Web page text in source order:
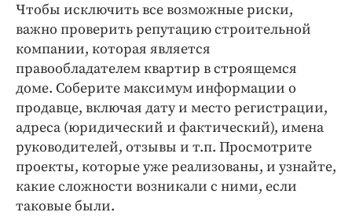
Чтобы исключить все возможные риски,
важно проверить репутацию строительной
компании, которая является
правообладателем квартир в строящемся
доме. Соберите максимум информации о
продавце, включая дату и место регистрации,
адреса (юридический и фактический), имена
руководителей, отзывы и т.п. Просмотрите
проекты, которые уже реализованы, и узнайте,
какие сложности возникали с ними, если
таковые были.